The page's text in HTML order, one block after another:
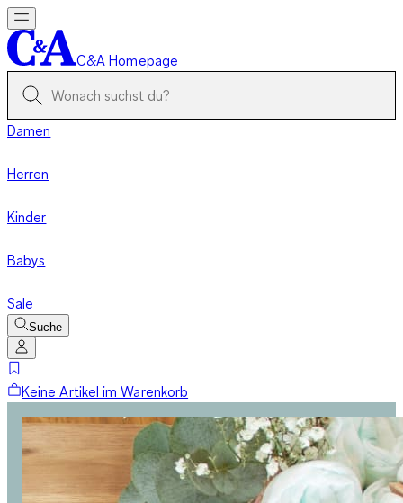
C&A Homepage
Damen
Herren
Kinder
Babys
Sale
Suche
Keine Artikel im Warenkorb